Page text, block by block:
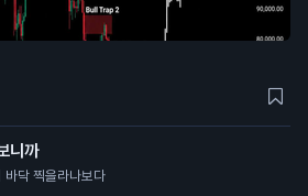
니까
바닥 찍을라나보다